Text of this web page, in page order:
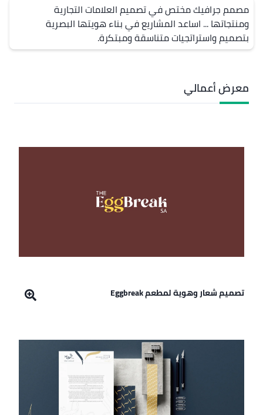
بتصميم واستراتجيات متناسقة ومبتكرة.
معرض أعمالي
تصميم شعار وهوية لمطعم Eggbreak